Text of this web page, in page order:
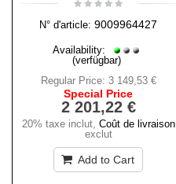
N° d'article: 9009964427
Availability:
(verfügbar)
Regular Price: 3 149,53 €
Special Price
2 201,22 €
20% taxe inclut, Coût de livraison
exclut
Add to Cart